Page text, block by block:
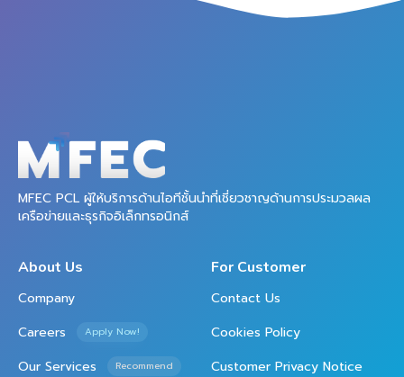
MFEC PCL ผู้ให้บริการด้านไอทีชั้นนำที่เชี่ยวชาญด้านการประมวลผล
เครือข่ายและธุรกิจอิเล็กทรอนิกส์
About Us
Company
Careers
Apply Now!
Our Services Recommend
For Customer
Contact Us
Cookies Policy
Customer Privacy Notice